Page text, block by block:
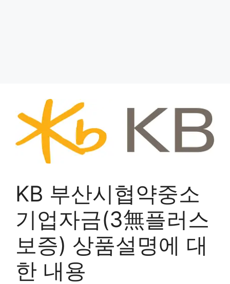
KB 부산시협약중소
기업자금(3無플러스
보증) 상품설명에 대
한 내용